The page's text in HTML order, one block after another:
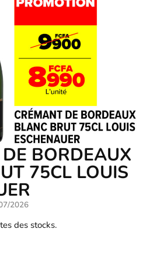
BORDEAUX
75CL LOUIS
2026
des stocks.